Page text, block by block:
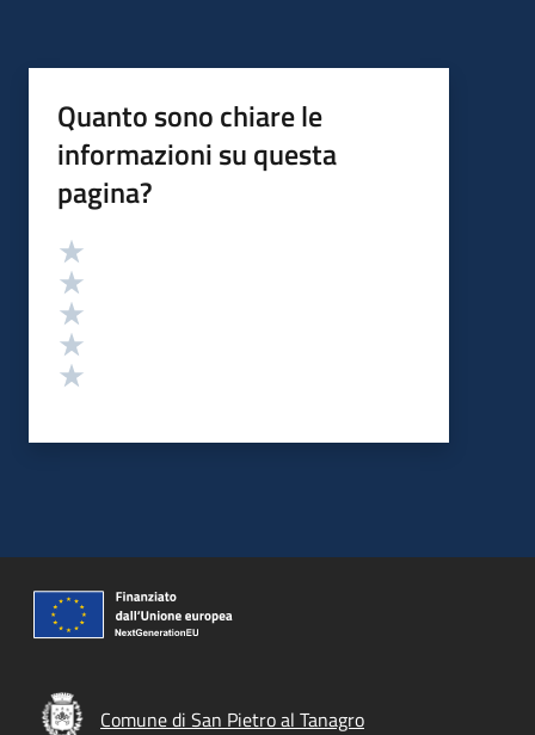
Quanto sono chiare le
informazioni su questa
pagina?
Valutazione
Comune di San Pietro al Tanagro